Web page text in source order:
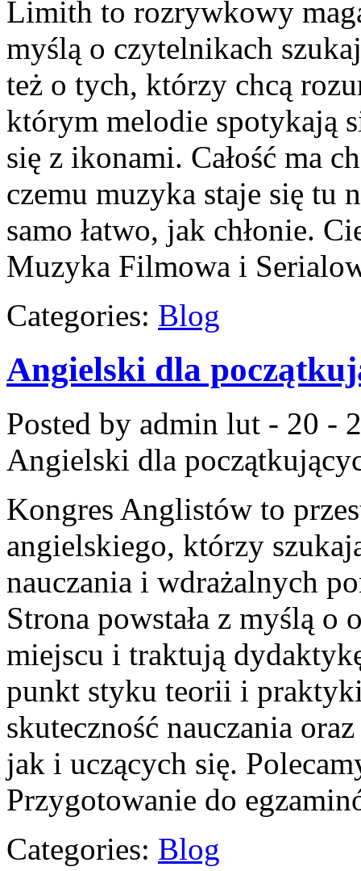
Limith to rozrywkowy
myślą o czytelnikach
też o tych, którzy chcą
którym melodie spotykają
się z ikonami. Całość ma
czemu muzyka staje się tu
samo łatwo, jak chłonie.
Muzyka Filmowa i
Categories: Blog
Angielski dla
Posted by admin lut - 20 -
Angielski dla
Kongres Anglistów to
angielskiego, którzy
nauczania i wdrażalnych
Strona powstała z myślą o
miejscu i traktują
punkt styku teorii i
skuteczność nauczania
jak i uczących się.
Przygotowanie do
Categories: Blog